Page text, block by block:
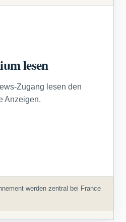
lesen
Zugang lesen den
Anzeigen.
werden zentral bei France